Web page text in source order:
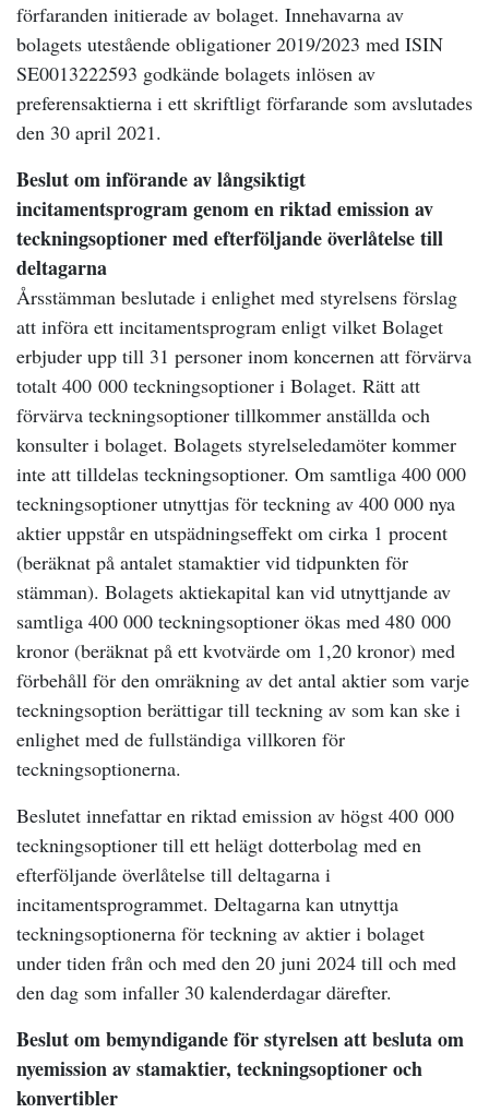
förfaranden initierade av bolaget. Innehavarna av
bolagets utestående obligationer 2019/2023 med ISIN
SE0013222593 godkände bolagets inlösen av
preferensaktierna i ett skriftligt förfarande som avslutades
den 30 april 2021.
Beslut om införande av långsiktigt
incitamentsprogram genom en riktad emission av
teckningsoptioner med efterföljande överlåtelse till
deltagarna
Årsstämman beslutade i enlighet med styrelsens förslag
att införa ett incitamentsprogram enligt vilket Bolaget
erbjuder upp till 31 personer inom koncernen att förvärva
totalt 400 000 teckningsoptioner i Bolaget. Rätt att
förvärva teckningsoptioner tillkommer anställda och
konsulter i bolaget. Bolagets styrelseledamöter kommer
inte att tilldelas teckningsoptioner. Om samtliga 400 000
teckningsoptioner utnyttjas för teckning av 400 000 nya
aktier uppstår en utspädningseffekt om cirka 1 procent
(beräknat på antalet stamaktier vid tidpunkten för
stämman). Bolagets aktiekapital kan vid utnyttjande av
samtliga 400 000 teckningsoptioner ökas med 480 000
kronor (beräknat på ett kvotvärde om 1,20 kronor) med
förbehåll för den omräkning av det antal aktier som varje
teckningsoption berättigar till teckning av som kan ske i
enlighet med de fullständiga villkoren för
teckningsoptionerna.
Beslutet innefattar en riktad emission av högst 400 000
teckningsoptioner till ett helägt dotterbolag med en
efterföljande överlåtelse till deltagarna i
incitamentsprogrammet. Deltagarna kan utnyttja
teckningsoptionerna för teckning av aktier i bolaget
under tiden från och med den 20 juni 2024 till och med
den dag som infaller 30 kalenderdagar därefter.
Beslut om bemyndigande för styrelsen att besluta om
nyemission av stamaktier, teckningsoptioner och
konvertibler